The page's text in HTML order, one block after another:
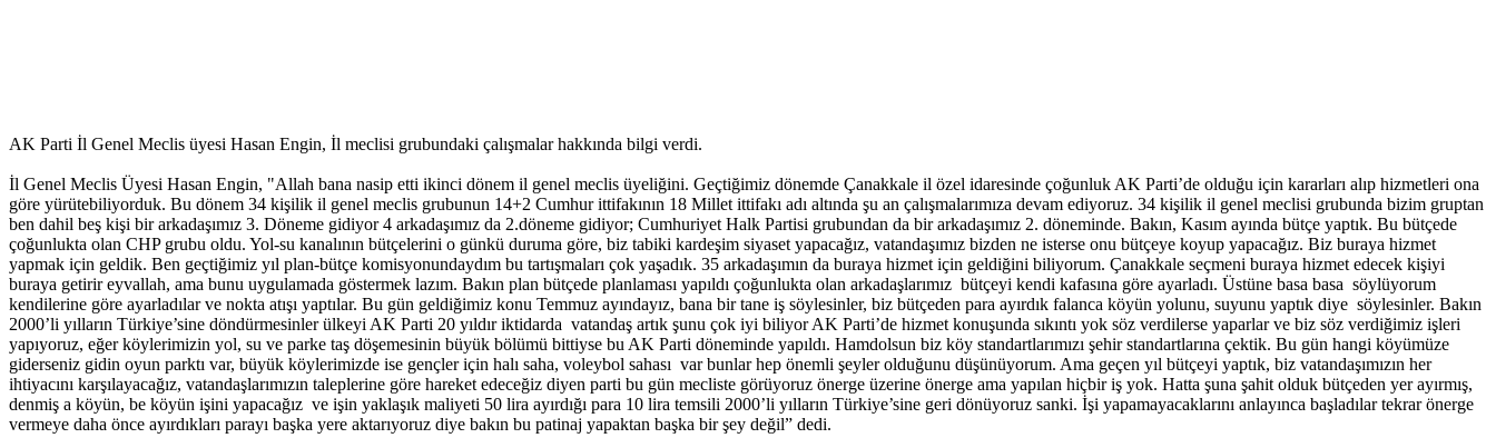
AK Parti İl Genel Meclis üyesi Hasan Engin, İl meclisi grubundaki çalışmalar hakkında bilgi verdi.
İl Genel Meclis Üyesi Hasan Engin, "Allah bana nasip etti ikinci dönem il genel meclis üyeliğini. Geçtiğimiz dönemde Çanakkale il özel idaresinde çoğunluk AK Parti’de olduğu için kararları alıp hizmetleri ona
göre yürütebiliyorduk. Bu dönem 34 kişilik il genel meclis grubunun 14+2 Cumhur ittifakının 18 Millet ittifakı adı altında şu an çalışmalarımıza devam ediyoruz. 34 kişilik il genel meclisi grubunda bizim gruptan
ben dahil beş kişi bir arkadaşımız 3. Döneme gidiyor 4 arkadaşımız da 2.döneme gidiyor; Cumhuriyet Halk Partisi grubundan da bir arkadaşımız 2. döneminde. Bakın, Kasım ayında bütçe yaptık. Bu bütçede
çoğunlukta olan CHP grubu oldu. Yol-su kanalının bütçelerini o günkü duruma göre, biz tabiki kardeşim siyaset yapacağız, vatandaşımız bizden ne isterse onu bütçeye koyup yapacağız. Biz buraya hizmet
yapmak için geldik. Ben geçtiğimiz yıl plan-bütçe komisyonundaydım bu tartışmaları çok yaşadık. 35 arkadaşımın da buraya hizmet için geldiğini biliyorum. Çanakkale seçmeni buraya hizmet edecek kişiyi
buraya getirir eyvallah, ama bunu uygulamada göstermek lazım. Bakın plan bütçede planlaması yapıldı çoğunlukta olan arkadaşlarımız bütçeyi kendi kafasına göre ayarladı. Üstüne basa basa söylüyorum
kendilerine göre ayarladılar ve nokta atışı yaptılar. Bu gün geldiğimiz konu Temmuz ayındayız, bana bir tane iş söylesinler, biz bütçeden para ayırdık falanca köyün yolunu, suyunu yaptık diye söylesinler. Bakın
2000’li yılların Türkiye’sine döndürmesinler ülkeyi AK Parti 20 yıldır iktidarda vatandaş artık şunu çok iyi biliyor AK Parti’de hizmet konuşunda sıkıntı yok söz verdilerse yaparlar ve biz söz verdiğimiz işleri
yapıyoruz, eğer köylerimizin yol, su ve parke taş döşemesinin büyük bölümü bittiyse bu AK Parti döneminde yapıldı. Hamdolsun biz köy standartlarımızı şehir standartlarına çektik. Bu gün hangi köyümüze
giderseniz gidin oyun parktı var, büyük köylerimizde ise gençler için halı saha, voleybol sahası var bunlar hep önemli şeyler olduğunu düşünüyorum. Ama geçen yıl bütçeyi yaptık, biz vatandaşımızın her
ihtiyacını karşılayacağız, vatandaşlarımızın taleplerine göre hareket edeceğiz diyen parti bu gün mecliste görüyoruz önerge üzerine önerge ama yapılan hiçbir iş yok. Hatta şuna şahit olduk bütçeden yer ayırmış,
denmiş a köyün, be köyün işini yapacağız ve işin yaklaşık maliyeti 50 lira ayırdığı para 10 lira temsili 2000’li yılların Türkiye’sine geri dönüyoruz sanki. İşi yapamayacaklarını anlayınca başladılar tekrar önerge
vermeye daha önce ayırdıkları parayı başka yere aktarıyoruz diye bakın bu patinaj yapaktan başka bir şey değil” dedi.